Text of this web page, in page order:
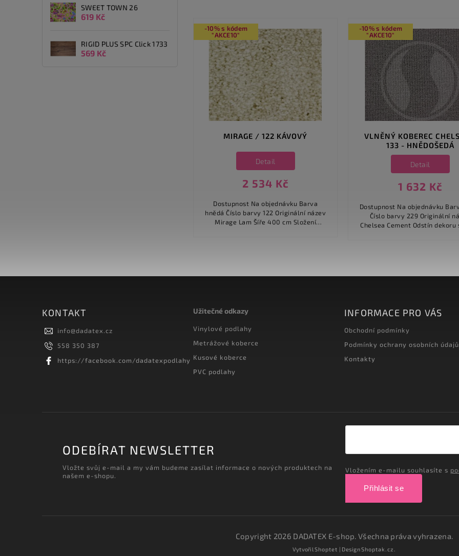
SWEET TOWN 26
619 Kč
RIGID PLUS SPC Click 1733
569 Kč
-10% s kódem
"AKCE10"
MIRAGE / 122 KÁVOVÝ
2 534 Kč
Detail
Dostupnost Na objednávku Barva
hnědá Číslo barvy 122 Originální název
Mirage Lam Šíře 400 cm Složení
-10% s kódem
"AKCE10"
VLNĚNÝ KOBEREC
133 - HNĚDOŠEDÁ
1 632 Kč
Detail
Dostupnost Na objednávku Barva šedá
Číslo barvy 229 Originální název
Chelsea Cement Odstín dekoru střední
KONTAKT
info@dadatex.cz
558 350 387
https://facebook.com/dadatexpodlahy
Užitečné odkazy
Vinylové podlahy
Metrážové koberce
Kusové koberce
PVC podlahy
INFORMACE PRO VÁS
Obchodní podmínky
Podmínky ochrany osobních údajů
Kontakty
ODEBÍRAT NEWSLETTER
Vložte svůj e-mail a my vám budeme zasílat informace o nových produktech na
našem e-shopu.
Vložením e-mailu souhlasíte s
Přihlásit se
Copyright 2026 DADATEX E-shop. Všechna práva vyhrazena.
VytvořilShoptet | DesignShoptak.cz.